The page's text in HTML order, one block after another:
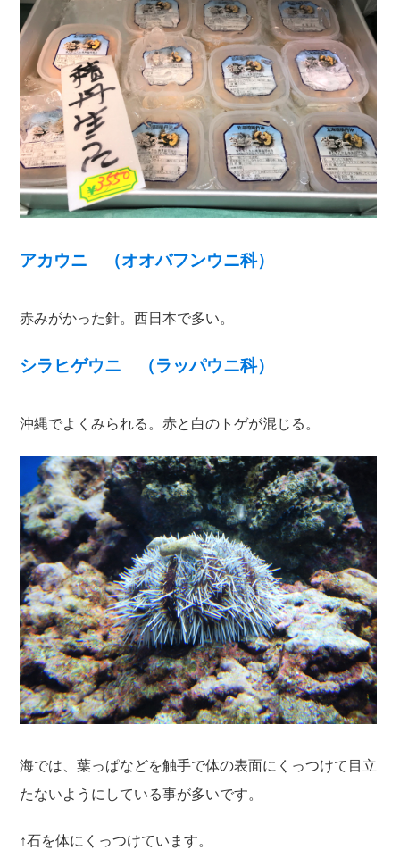
アカウニ （オオバフンウニ科）
赤みがかった針。西日本で多い。
シラヒゲウニ （ラッパウニ科）
沖縄でよくみられる。赤と白のトゲが混じる。
海では、葉っぱなどを触手で体の表面にくっつけて目立
たないようにしている事が多いです。
↑石を体にくっつけています。